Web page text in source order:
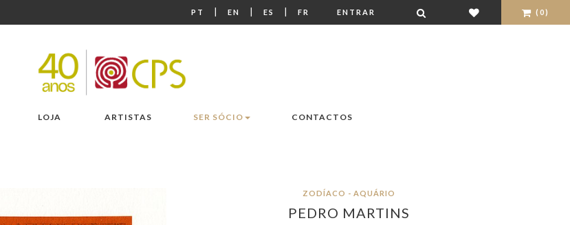
PT | EN | ES | FR ENTRAR (0)
LOJA ARTISTAS SER SÓCIO CONTACTOS
ZODÍACO - AQUÁRIO
PEDRO MARTINS